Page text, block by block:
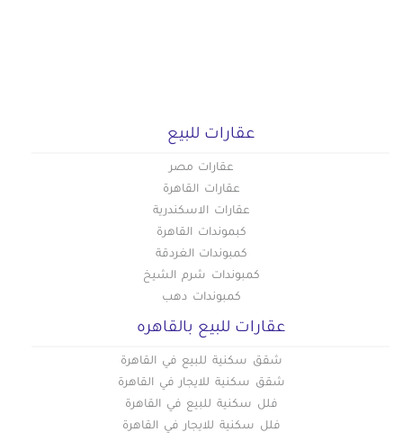
عقارات للبيع
عقارات مصر
عقارات القاهرة
عقارات الاسكندرية
كبموندات القاهرة
كمبوندات الغردقة
كمبوندات شرم الشيخ
كمبوندات دهب
عقارات للبيع بالقاهره
شقق سكنية للبيع في القاهرة
شقق سكنية للايجار في القاهرة
فلل سكنية للبيع في القاهرة
فلل سكنية للايجار في القاهرة